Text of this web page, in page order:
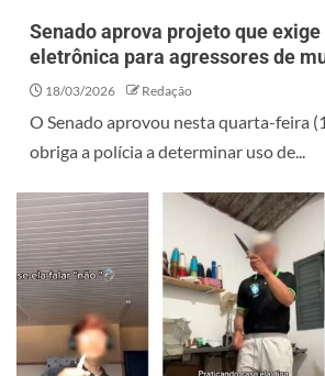
Senado aprova projeto que
eletrônica para agressores de
18/03/2026 Redação
O Senado aprovou nesta quarta-feira
obriga a polícia a determinar uso de...